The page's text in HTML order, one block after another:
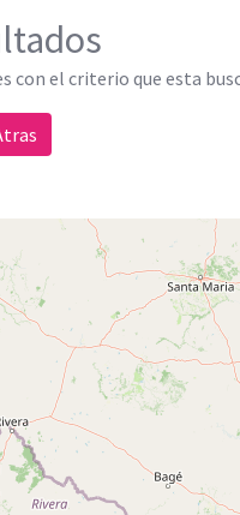
con el criterio que esta